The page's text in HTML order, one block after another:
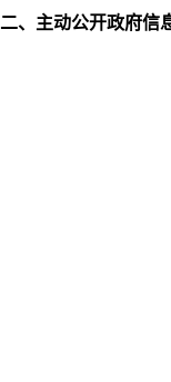
二、主动公开政府信